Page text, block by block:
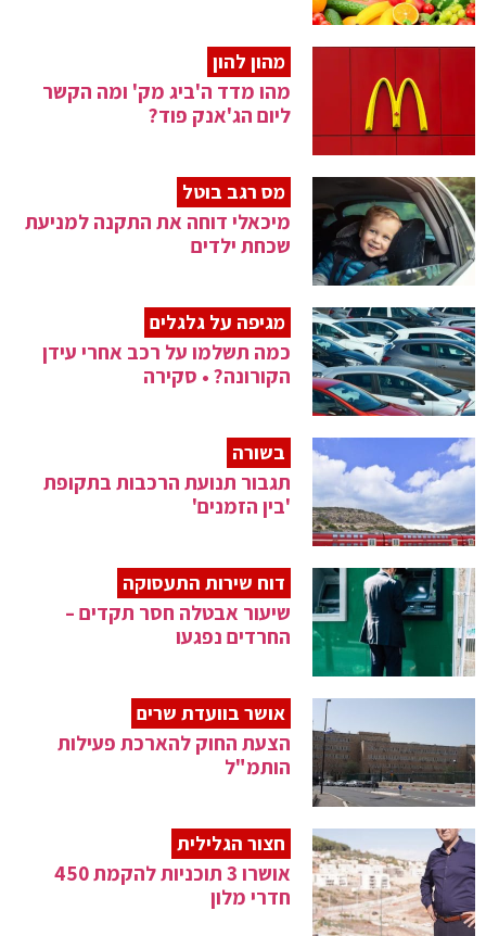
מהון להון
מהו מדד ה'ביג מק' ומה הקשר
ליום הג'אנק פוד?
מס רגב בוטל
מיכאלי דוחה את התקנה למניעת
שכחת ילדים
מגיפה על גלגלים
כמה תשלמו על רכב אחרי עידן
הקורונה? • סקירה
בשורה
תגבור תנועת הרכבות בתקופת
'בין הזמנים'
דוח שירות התעסוקה
שיעור אבטלה חסר תקדים –
החרדים נפגעו
אושר בוועדת שרים
הצעת החוק להארכת פעילות
הותמ"ל
חצור הגלילית
אושרו 3 תוכניות להקמת 450
חדרי מלון